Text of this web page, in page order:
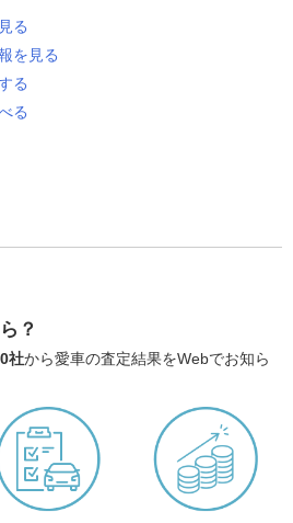
る
を見る
る
る
？
社から愛車の査定結果をWebでお知ら